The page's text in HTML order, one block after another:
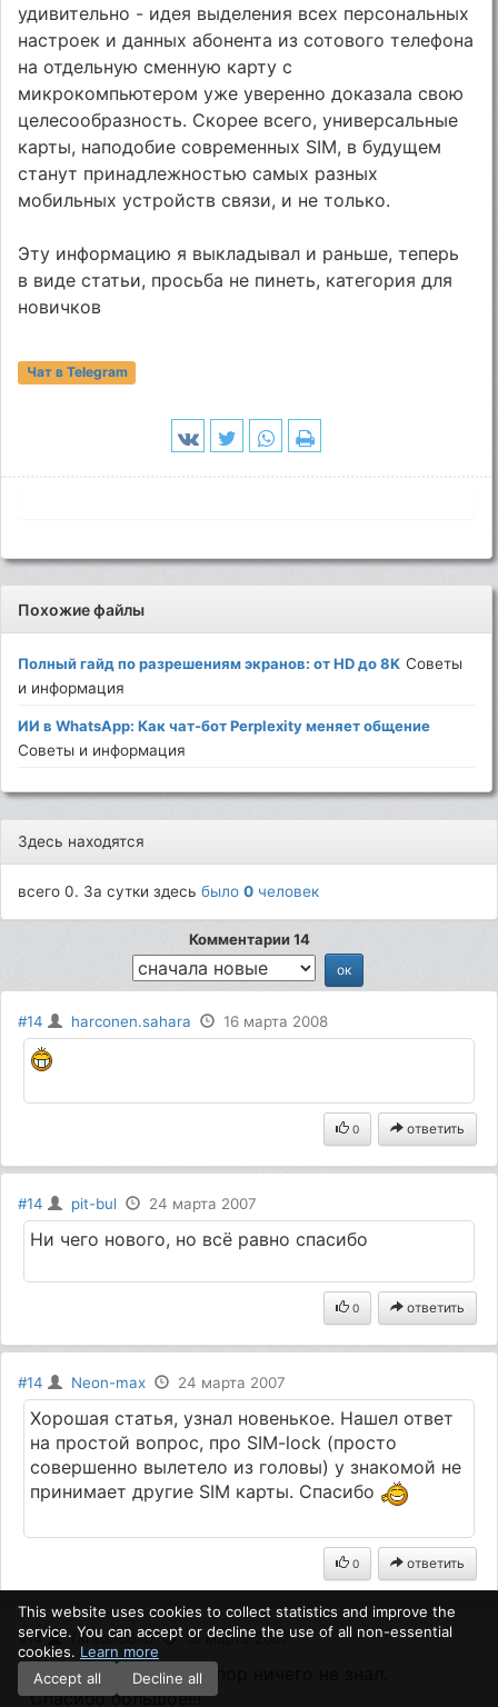
удивительно - идея выделения всех персональных
настроек и данных абонента из сотового телефона
на отдельную сменную карту с
микрокомпьютером уже уверенно доказала свою
целесообразность. Скорее всего, универсальные
карты, наподобие современных SIM, в будущем
станут принадлежностью самых разных
мобильных устройств связи, и не только.
Эту информацию я выкладывал и раньше, теперь
в виде статьи, просьба не пинеть, категория для
новичков
Чат в Telegram
Похожие файлы
Полный гайд по разрешениям экранов: от HD до 8K Советы
и информация
ИИ в WhatsApp: Как чат-бот Perplexity меняет общение
Советы и информация
Здесь находятся
всего 0. За сутки здесьбыло0 человек
Комментарии 14
#14 harconen.sahara 16 марта 2008
0 ответить
#14 pit-bul 24 марта 2007
Ни чего нового, но всё равно спасибо
0 ответить
#14 Neon-max 24 марта 2007
Хорошая статья, узнал новенькое. Нашел ответ
на простой вопрос, про SIM-lock (просто
совершенно вылетело из головы) у знакомой не
принимает другие SIM карты. Спасибо
0 ответить
#14 faraon6670 18 марта 2007
О симках я и до сих пор ничего не знал.
Спасибо большое!!!
This website uses cookies to collect statistics and improve the
service. You can accept or decline the use of all non-essential
cookies. Learn more
Accept all
Decline all